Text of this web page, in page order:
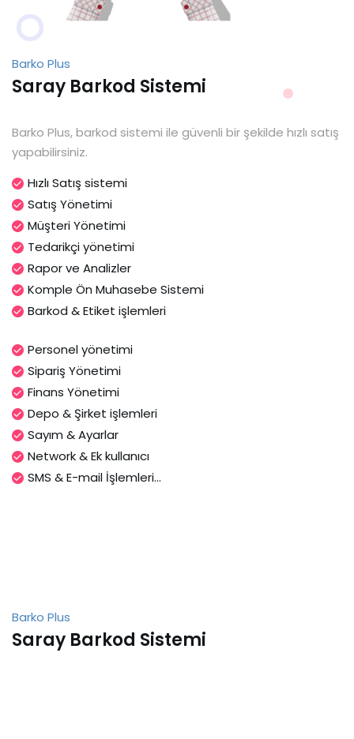
Barko Plus
Saray Barkod Sistemi
Barko Plus, barkod sistemi ile güvenli bir şekilde hızlı satış
yapabilirsiniz.
Hızlı Satış sistemi
Satış Yönetimi
Müşteri Yönetimi
Tedarikçi yönetimi
Rapor ve Analizler
Komple Ön Muhasebe Sistemi
Barkod & Etiket işlemleri
Personel yönetimi
Sipariş Yönetimi
Finans Yönetimi
Depo & Şirket işlemleri
Sayım & Ayarlar
Network & Ek kullanıcı
SMS & E-mail İşlemleri...
Barko Plus
Saray Barkod Sistemi